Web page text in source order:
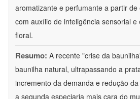
aromatizante e perfumante a partir de
com auxílio de inteligência sensorial
floral.
Resumo: A recente "crise da
baunilha natural, ultrapassando a
incremento da demanda e redução
a segunda especiaria mais cara do